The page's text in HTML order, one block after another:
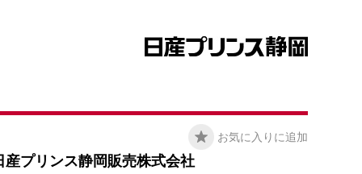
お気に入りに追加
産プリンス静岡販売株式会社